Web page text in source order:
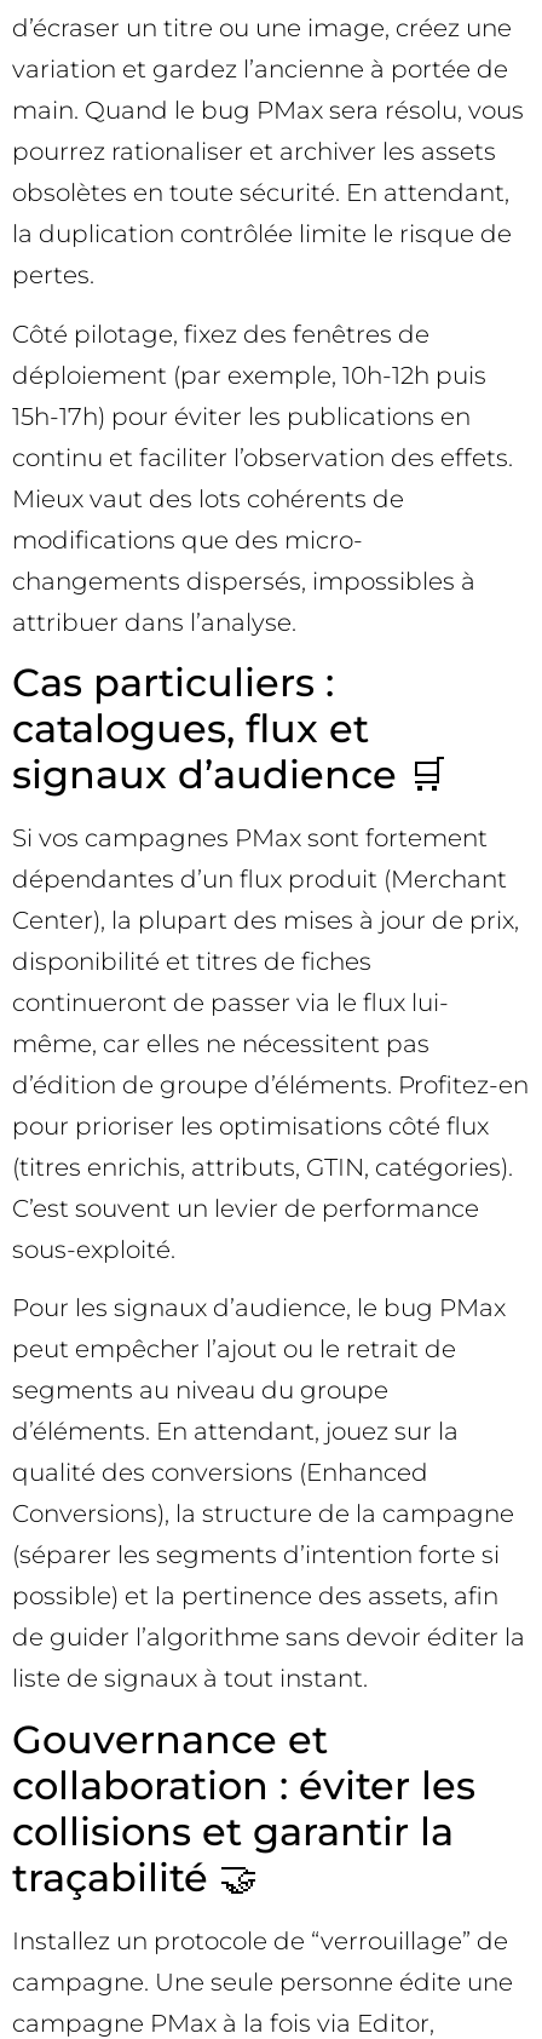
d’écraser un titre ou une image, créez une
variation et gardez l’ancienne à portée de
main. Quand le bug PMax sera résolu, vous
pourrez rationaliser et archiver les assets
obsolètes en toute sécurité. En attendant,
la duplication contrôlée limite le risque de
pertes.
Côté pilotage, fixez des fenêtres de
déploiement (par exemple, 10h-12h puis
15h-17h) pour éviter les publications en
continu et faciliter l’observation des effets.
Mieux vaut des lots cohérents de
modifications que des micro-
changements dispersés, impossibles à
attribuer dans l’analyse.
Cas particuliers :
catalogues, flux et
signaux d’audience 🛒
Si vos campagnes PMax sont fortement
dépendantes d’un flux produit (Merchant
Center), la plupart des mises à jour de prix,
disponibilité et titres de fiches
continueront de passer via le flux lui-
même, car elles ne nécessitent pas
d’édition de groupe d’éléments. Profitez-en
pour prioriser les optimisations côté flux
(titres enrichis, attributs, GTIN, catégories).
C’est souvent un levier de performance
sous-exploité.
Pour les signaux d’audience, le bug PMax
peut empêcher l’ajout ou le retrait de
segments au niveau du groupe
d’éléments. En attendant, jouez sur la
qualité des conversions (Enhanced
Conversions), la structure de la campagne
(séparer les segments d’intention forte si
possible) et la pertinence des assets, afin
de guider l’algorithme sans devoir éditer la
liste de signaux à tout instant.
Gouvernance et
collaboration : éviter les
collisions et garantir la
traçabilité 🤝
Installez un protocole de “verrouillage” de
campagne. Une seule personne édite une
campagne PMax à la fois via Editor,